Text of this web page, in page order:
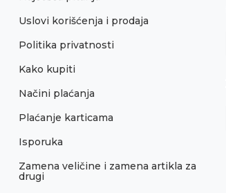
Uslovi korišćenja i prodaja
Politika privatnosti
Kako kupiti
Načini plaćanja
Plaćanje karticama
Isporuka
Zamena veličine i zamena artikla za
drugi